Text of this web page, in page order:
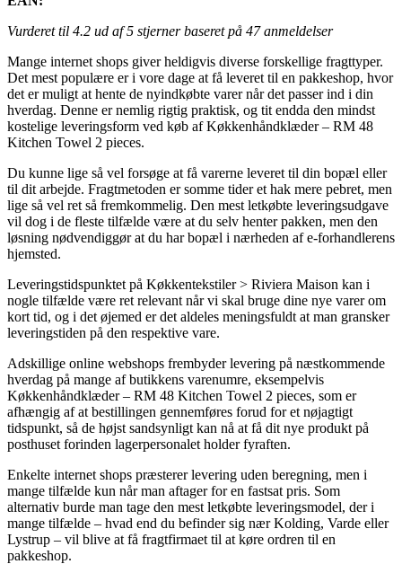
Vurderet til 4.2 ud af 5 stjerner baseret på 47anmeldelser
Mange internet shops giver heldigvis diverse forskellige fragttyper.
Det mest populære er i vore dage at få leveret til en pakkeshop, hvor
det er muligt at hente de nyindkøbte varer når det passer ind i din
hverdag. Denne er nemlig rigtig praktisk, og tit endda den mindst
kostelige leveringsform ved køb af Køkkenhåndklæder – RM 48
Kitchen Towel 2 pieces.
Du kunne lige så vel forsøge at få varerne leveret til din bopæl eller
til dit arbejde. Fragtmetoden er somme tider et hak mere pebret, men
lige så vel ret så fremkommelig. Den mest letkøbte leveringsudgave
vil dog i de fleste tilfælde være at du selv henter pakken, men den
løsning nødvendiggør at du har bopæl i nærheden af e-forhandlerens
hjemsted.
Leveringstidspunktet på Køkkentekstiler > Riviera Maison kan i
nogle tilfælde være ret relevant når vi skal bruge dine nye varer om
kort tid, og i det øjemed er det aldeles meningsfuldt at man gransker
leveringstiden på den respektive vare.
Adskillige online webshops frembyder levering på næstkommende
hverdag på mange af butikkens varenumre, eksempelvis
Køkkenhåndklæder – RM 48 Kitchen Towel 2 pieces, som er
afhængig af at bestillingen gennemføres forud for et nøjagtigt
tidspunkt, så de højst sandsynligt kan nå at få dit nye produkt på
posthuset forinden lagerpersonalet holder fyraften.
Enkelte internet shops præsterer levering uden beregning, men i
mange tilfælde kun når man aftager for en fastsat pris. Som
alternativ burde man tage den mest letkøbte leveringsmodel, der i
mange tilfælde – hvad end du befinder sig nær Kolding, Varde eller
Lystrup – vil blive at få fragtfirmaet til at køre ordren til en
pakkeshop.